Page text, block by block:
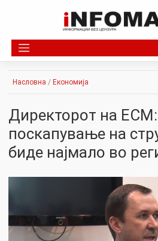
Насловна / Економија
Директорот на
поскапување на
биде најмало во